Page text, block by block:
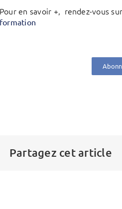
Pour en savoir +, rendez-vous
formation
Partagez cet article